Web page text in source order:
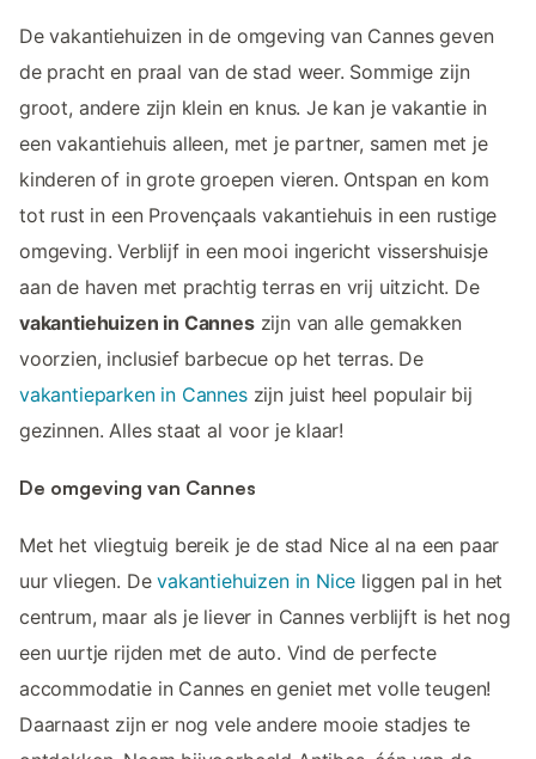
De vakantiehuizen in de omgeving van Cannes geven
de pracht en praal van de stad weer. Sommige zijn
groot, andere zijn klein en knus. Je kan je vakantie in
een vakantiehuis alleen, met je partner, samen met je
kinderen of in grote groepen vieren. Ontspan en kom
tot rust in een Provençaals vakantiehuis in een rustige
omgeving. Verblijf in een mooi ingericht vissershuisje
aan de haven met prachtig terras en vrij uitzicht. De
vakantiehuizen in Canneszijn van alle gemakken
voorzien, inclusief barbecue op het terras. De
vakantieparken in Canneszijn juist heel populair bij
gezinnen. Alles staat al voor je klaar!
De omgeving van Cannes
Met het vliegtuig bereik je de stad Nice al na een paar
uur vliegen. Devakantiehuizen in Nice liggen pal in het
centrum, maar als je liever in Cannes verblijft is het nog
een uurtje rijden met de auto. Vind de perfecte
accommodatie in Cannes en geniet met volle teugen!
Daarnaast zijn er nog vele andere mooie stadjes te